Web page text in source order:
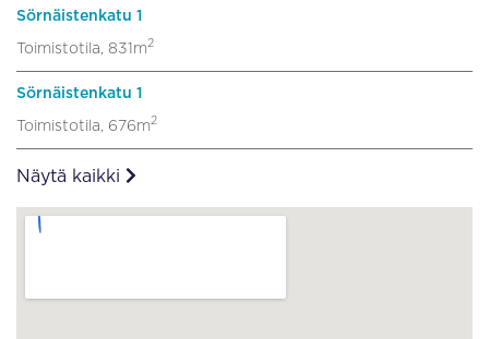
Sörnäistenkatu 1
Toimistotila, 831m2
Sörnäistenkatu 1
Toimistotila, 676m2
Näytä kaikki